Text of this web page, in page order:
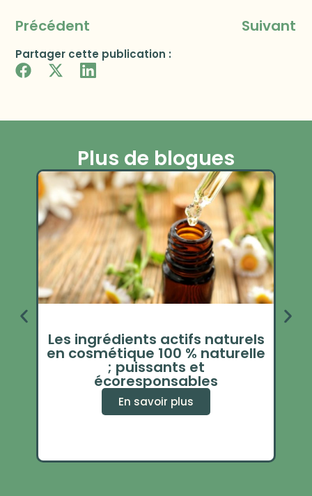
Précédent Suivant
Partager cette publication :
Plus de blogues
Les ingrédients actifs naturels
en cosmétique 100 % naturelle
; puissants et
écoresponsables
En savoir plus